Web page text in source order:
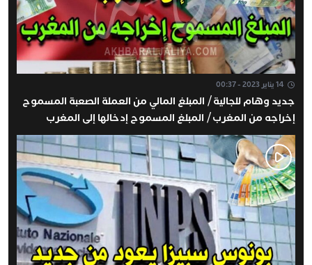
14 يناير 2023 - 00:37
جديد وهام للجالية / المبلغ المالي من العملة الصعبة المسموح
إخراجه من المغرب / المبلغ المسموح إدخالها إلى المغرب